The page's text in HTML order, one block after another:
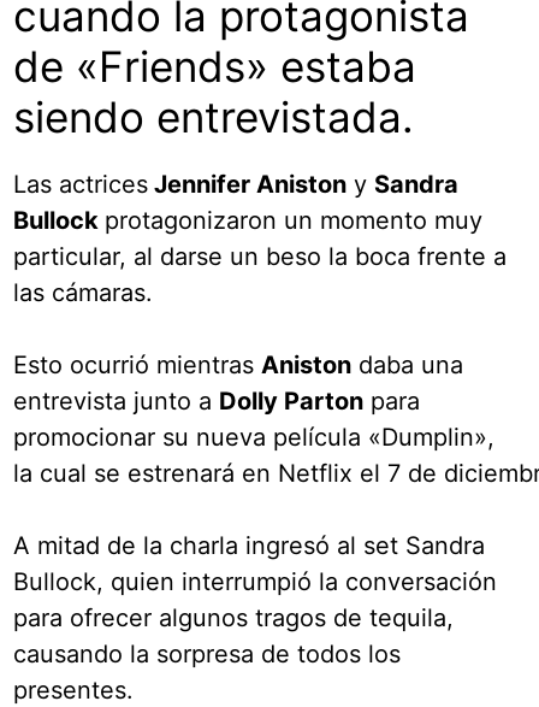
cuando la protagonista
de «Friends» estaba
siendo entrevistada.
Las actrices Jennifer Aniston y Sandra
Bullock protagonizaron un momento muy
particular, al darse un beso la boca frente a
las cámaras.
Esto ocurrió mientras Aniston daba una
entrevista junto a Dolly Parton para
promocionar su nueva película «Dumplin»,
la cual se estrenará en Netflix el 7 de
A mitad de la charla ingresó al set Sandra
Bullock, quien interrumpió la conversación
para ofrecer algunos tragos de tequila,
causando la sorpresa de todos los
presentes.